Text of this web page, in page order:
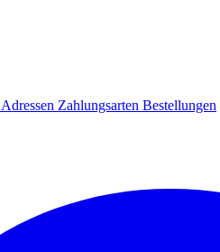
Adressen Zahlungsarten Bestellungen